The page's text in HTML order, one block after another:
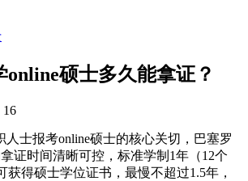
online硕士多久能拿证？
16
人士报考online硕士的核心关切，巴塞罗
证时间清晰可控，标准学制1年（12个
获得硕士学位证书，最慢不超过1.5年，